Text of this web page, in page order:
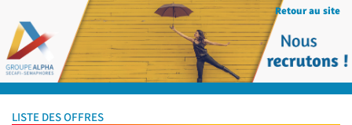
Retour au site
LISTE DES OFFRES